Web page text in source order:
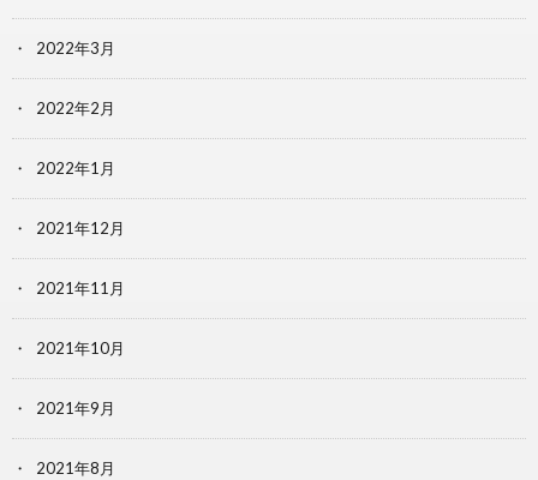
2022年3月
2022年2月
2022年1月
2021年12月
2021年11月
2021年10月
2021年9月
2021年8月